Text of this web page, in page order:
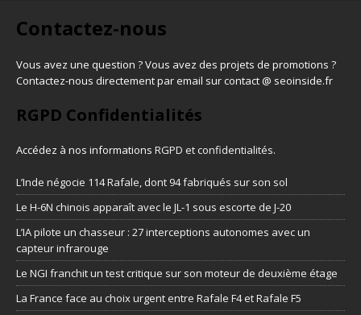
Contactez-nous
Vous avez une question ? Vous avez des projets de promotions ?
Contactez-nous directement par email sur contact @ seoinside.fr
RGPD Confidentialités
Accédez à nos informations RGPD et confidentialités.
L’Inde négocie 114 Rafale, dont 94 fabriqués sur son sol
Le H-6N chinois apparaît avec le JL-1 sous escorte de J-20
L’IA pilote un chasseur : 27 interceptions autonomes avec un
capteur infrarouge
Le NGI franchit un test critique sur son moteur de deuxième étage
La France face au choix urgent entre Rafale F4 et Rafale F5